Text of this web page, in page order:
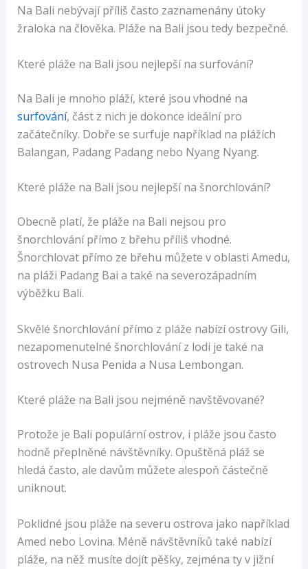
Na Bali nebývají příliš často zaznamenány útoky
žraloka na člověka. Pláže na Bali jsou tedy bezpečné.
Které pláže na Bali jsou nejlepší na surfování?
Na Bali je mnoho pláží, které jsou vhodné na
surfování, část z nich je dokonce ideální pro
začátečníky. Dobře se surfuje například na plážích
Balangan, Padang Padang nebo Nyang Nyang.
Které pláže na Bali jsou nejlepší na šnorchlování?
Obecně platí, že pláže na Bali nejsou pro
šnorchlování přímo z břehu příliš vhodné.
Šnorchlovat přímo ze břehu můžete v oblasti Amedu,
na pláži Padang Bai a také na severozápadním
výběžku Bali.
Skvělé šnorchlování přímo z pláže nabízí ostrovy Gili,
nezapomenutelné šnorchlování z lodi je také na
ostrovech Nusa Penida a Nusa Lembongan.
Které pláže na Bali jsou nejméně navštěvované?
Protože je Bali populární ostrov, i pláže jsou často
hodně přeplněné návštěvníky. Opuštěná pláž se
hledá často, ale davům můžete alespoň částečně
uniknout.
Poklidné jsou pláže na severu ostrova jako například
Amed nebo Lovina. Méně návštěvníků také nabízí
pláže, na něž musíte dojít pěšky, zejména ty v jižní